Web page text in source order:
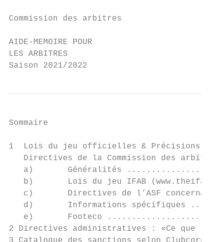
Commission des arbitres
AIDE-MEMOIRE POUR
LES ARBITRES
Saison 2021/2022
Sommaire
1  Lois du jeu officielles &
Directives de la Commission des
a)       Généralités
b)       Lois du jeu IFAB
c)       Directives de l’ASF
d)       Informations spécifiques
e)       Footeco
2 Directives administratives : «Ce